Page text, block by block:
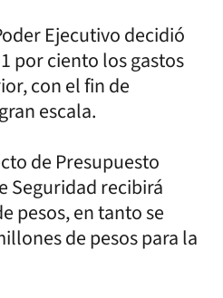
Ejecutivo decidió
por ciento los gastos
con el fin de
escala.
de Presupuesto
Seguridad recibirá
pesos, en tanto se
de pesos para la